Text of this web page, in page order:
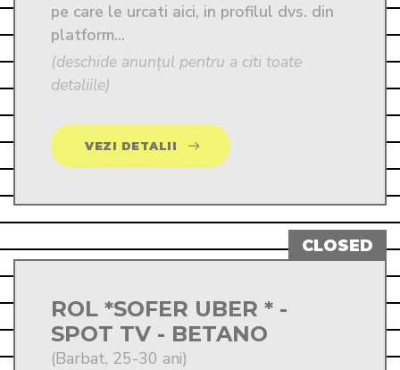
pe care le urcati aici, in profilul dvs. din
platform...
(deschide anunțul pentru a citi toate
detaliile)
VEZI DETALII
ROL *SOFER UBER * -
SPOT TV - BETANO
(Barbat, 25-30 ani)